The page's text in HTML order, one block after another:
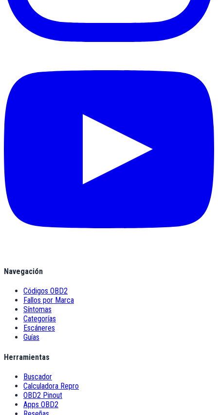
Navegación
Códigos OBD2
Fallos por Marca
Síntomas
Categorías
Escáneres
Guías
Herramientas
Buscador
Calculadora Repro
OBD2 Pinout
Apps OBD2